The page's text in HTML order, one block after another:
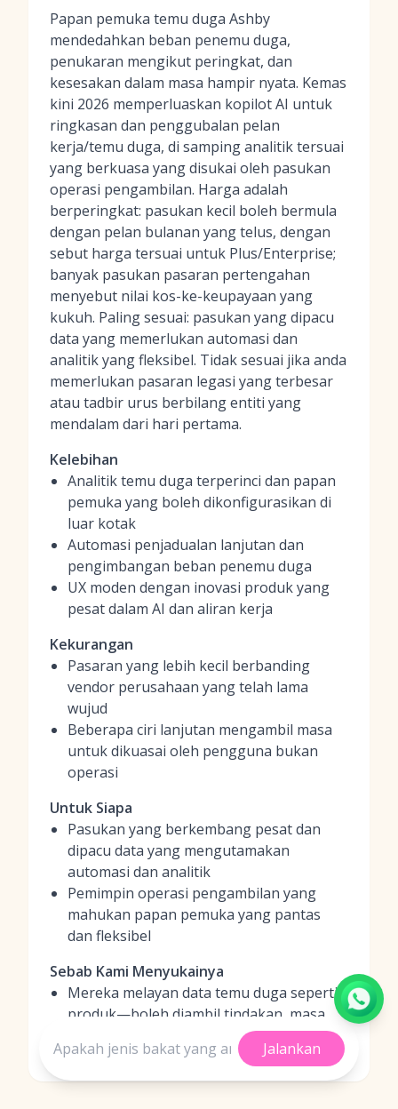
Papan pemuka temu duga Ashby
mendedahkan beban penemu duga,
penukaran mengikut peringkat, dan
kesesakan dalam masa hampir nyata. Kemas
kini 2026 memperluaskan kopilot AI untuk
ringkasan dan penggubalan pelan
kerja/temu duga, di samping analitik tersuai
yang berkuasa yang disukai oleh pasukan
operasi pengambilan. Harga adalah
berperingkat: pasukan kecil boleh bermula
dengan pelan bulanan yang telus, dengan
sebut harga tersuai untuk Plus/Enterprise;
banyak pasukan pasaran pertengahan
menyebut nilai kos-ke-keupayaan yang
kukuh. Paling sesuai: pasukan yang dipacu
data yang memerlukan automasi dan
analitik yang fleksibel. Tidak sesuai jika anda
memerlukan pasaran legasi yang terbesar
atau tadbir urus berbilang entiti yang
mendalam dari hari pertama.
Kelebihan
Analitik temu duga terperinci dan papan
pemuka yang boleh dikonfigurasikan di
luar kotak
Automasi penjadualan lanjutan dan
pengimbangan beban penemu duga
UX moden dengan inovasi produk yang
pesat dalam AI dan aliran kerja
Kekurangan
Pasaran yang lebih kecil berbanding
vendor perusahaan yang telah lama
wujud
Beberapa ciri lanjutan mengambil masa
untuk dikuasai oleh pengguna bukan
operasi
Untuk Siapa
Pasukan yang berkembang pesat dan
dipacu data yang mengutamakan
automasi dan analitik
Pemimpin operasi pengambilan yang
mahukan papan pemuka yang pantas
dan fleksibel
Sebab Kami Menyukainya
Mereka melayan data temu duga seperti
produk—boleh diambil tindakan, masa
nyata, dan mudah untuk divisualisasikan
Jalankan